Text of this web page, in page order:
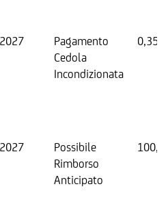
Pagamento
Cedola
Incondizionata
0,35
Possibile
Rimborso
Anticipato